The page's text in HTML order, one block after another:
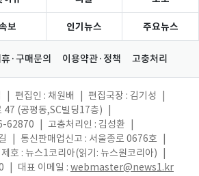
보 인기뉴스 주요뉴스
·구매문의 이용약관·정책 고충처리
편집인 : 채원배 편집국장 : 김기성
47 (공평동,SC빌딩17층)
62870
고충처리인 : 김성환
통신판매업신고 : 서울종로 0676호
제호 : 뉴스1코리아(읽기: 뉴스원코리아)
대표 이메일 : webmaster@news1.kr